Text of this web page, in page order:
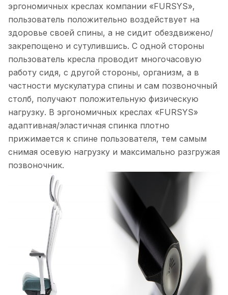
эргономичных креслах компании «FURSYS»,
пользователь положительно воздействует на
здоровье своей спины, а не сидит обездвижено/
закрепощено и сутулившись. С одной стороны
пользователь кресла проводит многочасовую
работу сидя, с другой стороны, организм, а в
частности мускулатура спины и сам позвоночный
столб, получают положительную физическую
нагрузку. В эргономичных креслах «FURSYS»
адаптивная/эластичная спинка плотно
прижимается к спине пользователя, тем самым
снимая осевую нагрузку и максимально разгружая
позвоночник.